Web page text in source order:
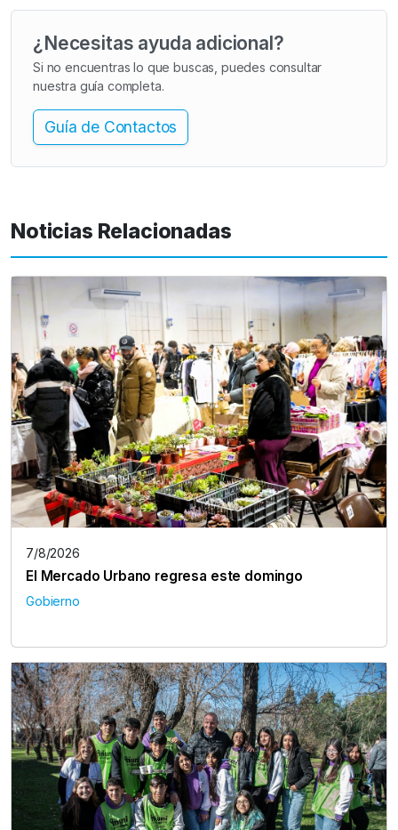
¿Necesitas ayuda adicional?
Si no encuentras lo que buscas, puedes consultar
nuestra guía completa.
Guía de Contactos
Noticias Relacionadas
7/8/2026
El Mercado Urbano regresa este domingo
Gobierno